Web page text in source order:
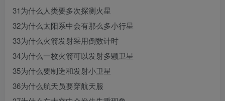
31为什么人类要多次探测火星
32为什么太阳系中会有那么多小行星
33为什么火箭发射采用倒数计时
34为什么一枚火箭可以发射多颗卫星
35为什么要制造和发射小卫星
36为什么航天员要穿航天服